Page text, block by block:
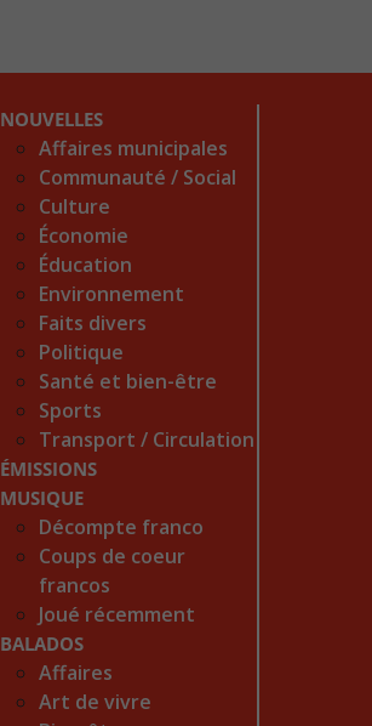
NOUVELLES
Affaires municipales
Communauté / Social
Culture
Économie
Éducation
Environnement
Faits divers
Politique
Santé et bien-être
Sports
Transport / Circulation
ÉMISSIONS
MUSIQUE
Décompte franco
Coups de coeur
francos
Joué récemment
BALADOS
Affaires
Art de vivre